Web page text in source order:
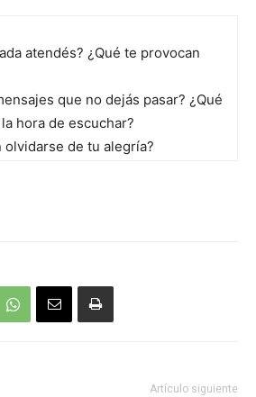
atendés? ¿Qué te provocan
que no dejás pasar? ¿Qué
hora de escuchar?
de tu alegría?
Artículo siguiente